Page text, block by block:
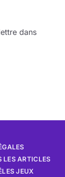
dans
LES ARTICLES
LES JEUX